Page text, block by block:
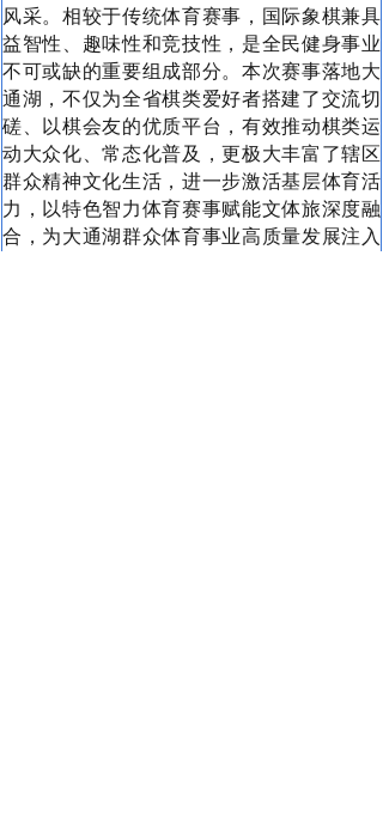
风采。相较于传统体育赛事，国际象棋兼具
益智性、趣味性和竞技性，是全民健身事业
不可或缺的重要组成部分。本次赛事落地大
通湖，不仅为全省棋类爱好者搭建了交流切
磋、以棋会友的优质平台，有效推动棋类运
动大众化、常态化普及，更极大丰富了辖区
群众精神文化生活，进一步激活基层体育活
力，以特色智力体育赛事赋能文体旅深度融
合，为大通湖群众体育事业高质量发展注入